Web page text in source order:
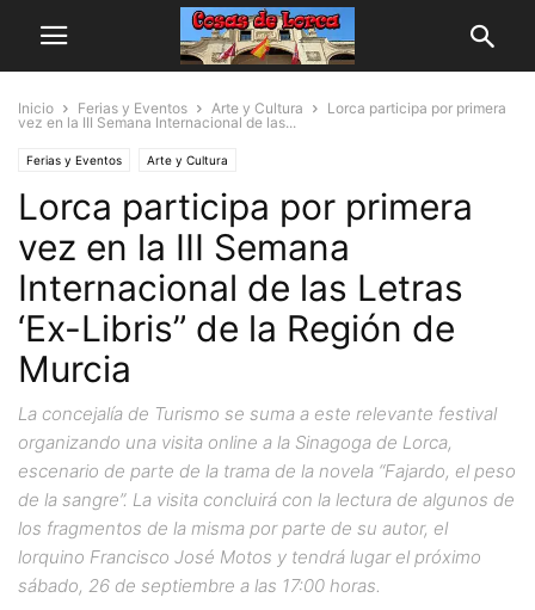
Inicio Ferias y Eventos Arte y Cultura
Lorca participa por primera
vez en la III Semana Internacional de las...
Ferias y Eventos Arte y Cultura
Lorca participa por primera
vez en la III Semana
Internacional de las Letras
‘Ex-Libris” de la Región de
Murcia
La concejalía de Turismo se suma a este relevante festival
organizando una visita online a la Sinagoga de Lorca,
escenario de parte de la trama de la novela “Fajardo, el peso
de la sangre”. La visita concluirá con la lectura de algunos de
los fragmentos de la misma por parte de su autor, el
lorquino Francisco José Motos y tendrá lugar el próximo
sábado, 26 de septiembre a las 17:00 horas.